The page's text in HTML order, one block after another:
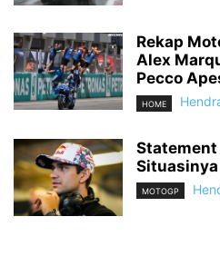
Rekap
Alex
Pecco
HOME
Statement
MOTOGP